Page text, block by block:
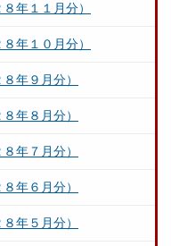
年１１月分）
年１０月分）
年９月分）
年８月分）
年７月分）
年６月分）
年５月分）